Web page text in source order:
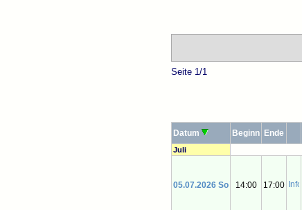
Seite 1/1
Datum Beginn Ende
Juli
05.07.2026 So 14:00 17:00